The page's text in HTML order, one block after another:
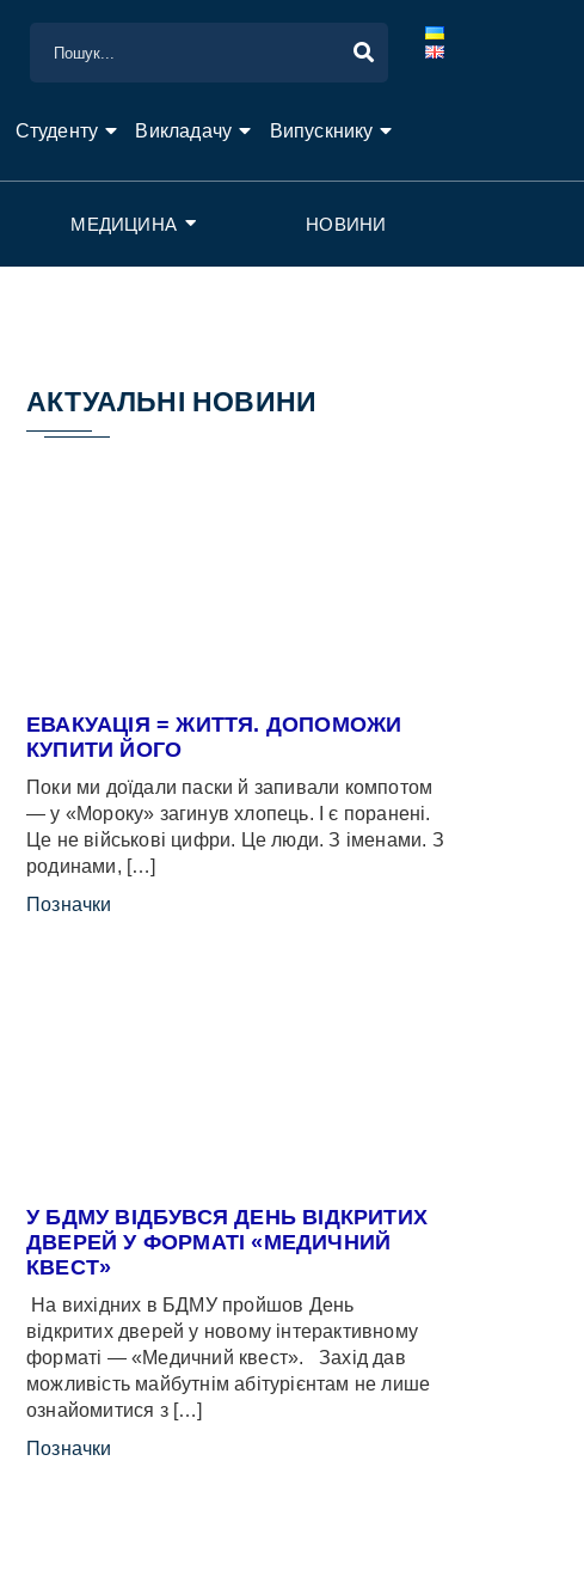
Студенту Викладачу Випускнику
МЕДИЦИНА НОВИНИ
АКТУАЛЬНІ НОВИНИ
ЕВАКУАЦІЯ = ЖИТТЯ. ДОПОМОЖИ
КУПИТИ ЙОГО
Поки ми доїдали паски й запивали компотом
— у «Мороку» загинув хлопець. І є поранені.
Це не військові цифри. Це люди. З іменами. З
родинами, […]
Позначки
У БДМУ ВІДБУВСЯ ДЕНЬ ВІДКРИТИХ
ДВЕРЕЙ У ФОРМАТІ «МЕДИЧНИЙ
КВЕСТ»
На вихідних в БДМУ пройшов День
відкритих дверей у новому інтерактивному
форматі — «Медичний квест». Захід дав
можливість майбутнім абітурієнтам не лише
ознайомитися з […]
Позначки